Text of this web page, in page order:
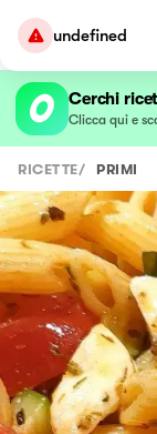
undefined
Cerchi
Clicca qui e
RICETTE/ PRIMI